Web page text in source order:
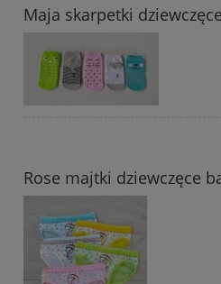
Maja skarpetki
Rose majtki dziewczęce